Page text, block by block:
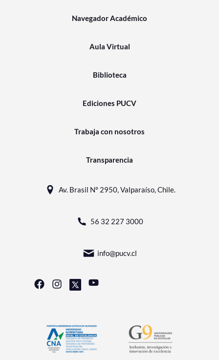
Navegador Académico
Aula Virtual
Biblioteca
Ediciones PUCV
Trabaja con nosotros
Transparencia
Av. Brasil N° 2950, Valparaíso, Chile.
56 32 227 3000
info@pucv.cl